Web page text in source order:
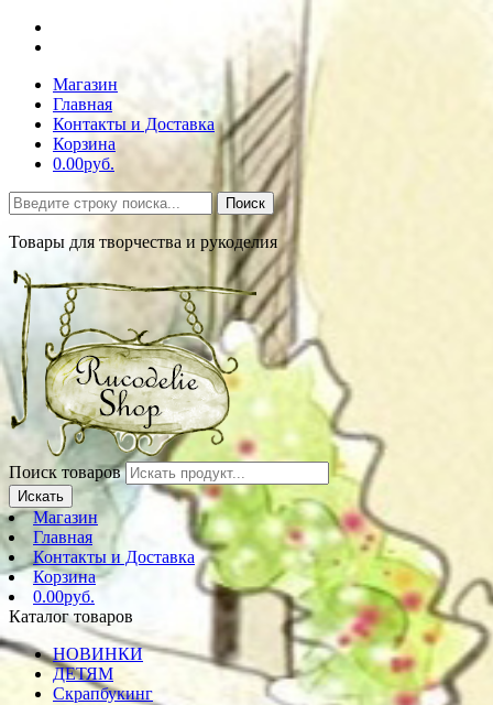
Магазин
Главная
Контакты и Доставка
Корзина
0.00руб.
Поиск
Товары для творчества и рукоделия
Поиск товаров
Искать
Магазин
Главная
Контакты и Доставка
Корзина
0.00руб.
Каталог товаров
НОВИНКИ
ДЕТЯМ
Скрапбукинг